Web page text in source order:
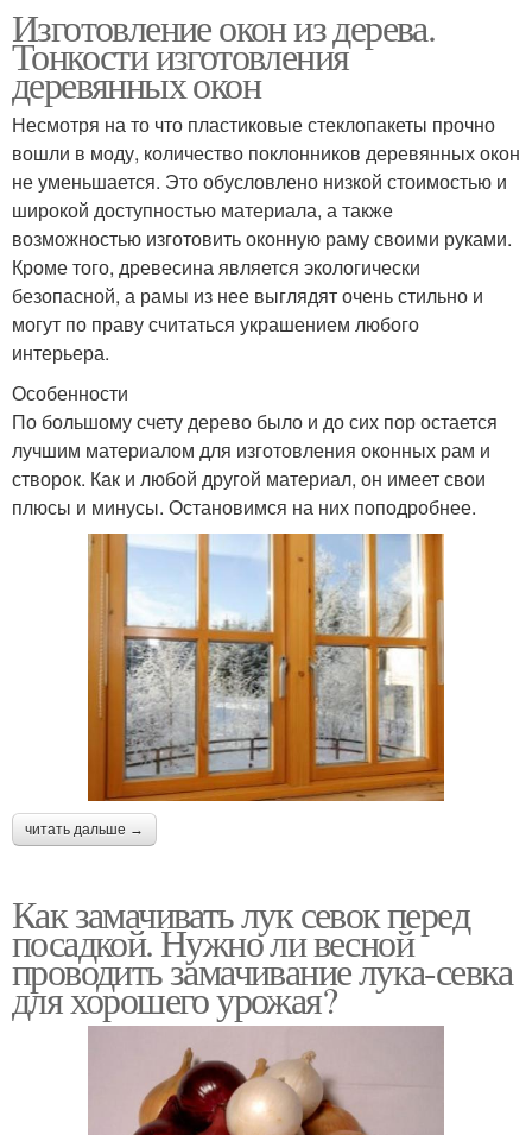
Изготовление окон из дерева.
Тонкости изготовления
деревянных окон
Несмотря на то что пластиковые стеклопакеты прочно
вошли в моду, количество поклонников деревянных окон
не уменьшается. Это обусловлено низкой стоимостью и
широкой доступностью материала, а также
возможностью изготовить оконную раму своими руками.
Кроме того, древесина является экологически
безопасной, а рамы из нее выглядят очень стильно и
могут по праву считаться украшением любого
интерьера.
Особенности
По большому счету дерево было и до сих пор остается
лучшим материалом для изготовления оконных рам и
створок. Как и любой другой материал, он имеет свои
плюсы и минусы. Остановимся на них поподробнее.
читать дальше →
Как замачивать лук севок перед
посадкой. Нужно ли весной
проводить замачивание лука-севка
для хорошего урожая?